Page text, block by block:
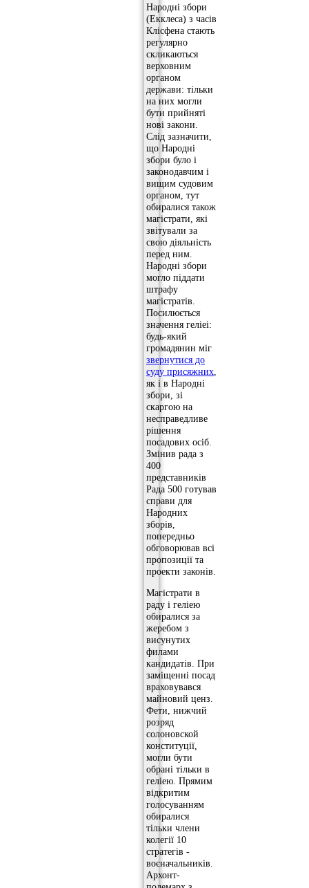
Народні збори
(Екклеса) з часів
Клісфена стають
регулярно
скликаються
верховним
органом
держави: тільки
на них могли
бути прийняті
нові закони.
Слід зазначити,
що Народні
збори було і
законодавчим і
вищим судовим
органом, тут
обиралися також
магістрати, які
звітували за
свою діяльність
перед ним.
Народні збори
могло піддати
штрафу
магістратів.
Посилюється
значення геліеі:
будь-який
громадянин міг
звернутися до
суду присяжних
як і в Народні
збори, зі
скаргою на
несправедливе
рішення
посадових осіб.
Змінив рада з
400
представників
Рада 500 готував
справи для
Народних
зборів,
попередньо
обговорював всі
пропозиції та
проекти законів.
Магістрати в
раду і геліею
обиралися за
жеребом з
висунутих
филами
кандидатів. При
заміщенні посад
враховувався
майновий ценз.
Фети, нижчий
розряд
солоновской
конституції,
могли бути
обрані тільки в
геліею. Прямим
відкритим
голосуванням
обиралися
тільки члени
колегії 10
стратегів -
воєначальників.
Архонт-